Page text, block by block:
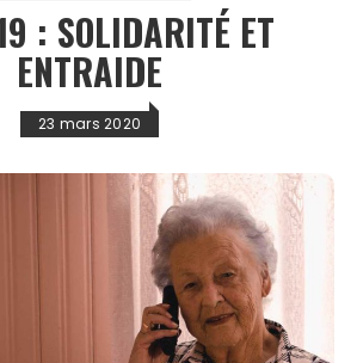
: SOLIDARITÉ ET
ENTRAIDE
23 mars 2020